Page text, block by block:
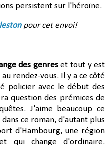
persistent sur l'héroïne.
pour cet envoi!
des genreset tout y est
rendez-vous. Il y a ce côté
policier avec le début des
question des prémices de
J'aime beaucoup ce
ce roman, d'autant plus
d'Hambourg, une région
qui change d'ordinaire.